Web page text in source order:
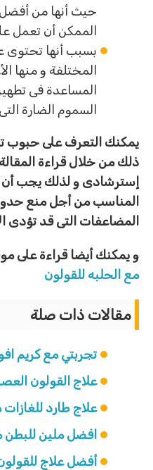
حيث أنها من أفضل
الممكن أن تعمل
بسبب أنها تحتوى
المختلفة و منها
المساعدة فى
السموم الضارة
يمكنك التعرف على حبوب
ذلك من خلال قراءة
إسترشادى و لذلك يجب أن
المناسب من أجل منع
المضاعفات التى قد تؤدى
و يمكنك أيضا قراءة على
مع الحلبه للقولون
مقالات ذات صلة
تجربتي مع كريم
علاج القولون
علاج طارد
افضل ملين للبطن
أفضل علاج